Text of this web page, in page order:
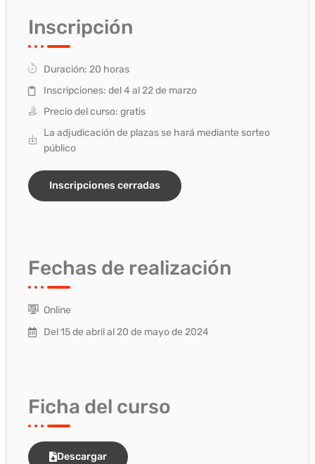
Inscripción
Duración: 20 horas
Inscripciones: del 4 al 22 de marzo
Precio del curso: gratis
La adjudicación de plazas se hará mediante sorteo
público
Inscripciones cerradas
Fechas de realización
Online
Del 15 de abril al 20 de mayo de 2024
Ficha del curso
Descargar